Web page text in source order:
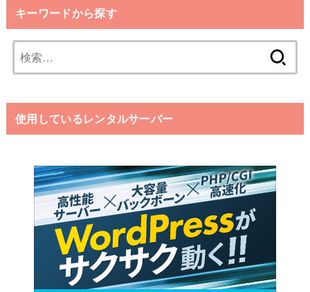
キーワードから探す
索:
使用しているレンタルサーバー